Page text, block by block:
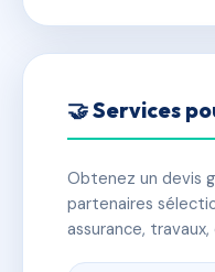
🤝 Services
Obtenez un devis
partenaires
assurance,